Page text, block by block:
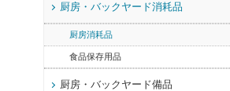
厨房・バックヤード消耗品
厨房消耗品
食品保存用品
厨房・バックヤード備品